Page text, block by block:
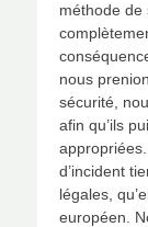
méthode de
nous
sécurité,
afin qu’ils
d’incident
légales,
européen.